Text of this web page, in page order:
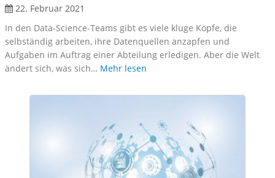
22. Februar 2021
In den Data-Science-Teams gibt es viele kluge Köpfe, die
selbständig arbeiten, ihre Datenquellen anzapfen und
Aufgaben im Auftrag einer Abteilung erledigen. Aber die Welt
ändert sich, was sich… Mehr lesen